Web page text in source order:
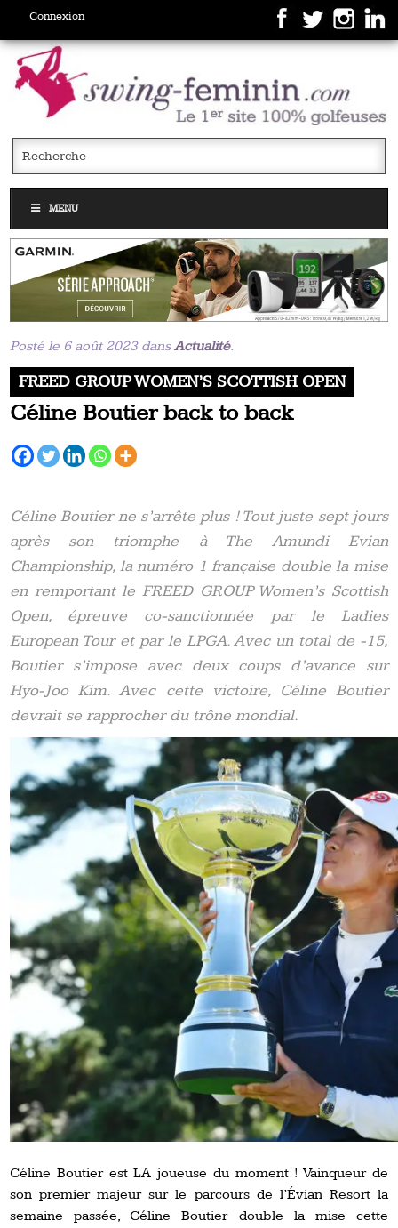
Connexion
MENU
Posté le 6 août 2023 dansActualité.
FREED GROUP WOMEN’S SCOTTISH OPEN
Céline Boutier back to back
Céline Boutier ne s’arrête plus ! Tout juste sept jours
après son triomphe à The Amundi Evian
Championship, la numéro 1 française double la mise
en remportant le FREED GROUP Women’s Scottish
Open, épreuve co-sanctionnée par le Ladies
European Tour et par le LPGA. Avec un total de -15,
Boutier s’impose avec deux coups d’avance sur
Hyo-Joo Kim. Avec cette victoire, Céline Boutier
devrait se rapprocher du trône mondial.
Céline Boutier est LA joueuse du moment ! Vainqueur de
son premier majeur sur le parcours de l’Évian Resort la
semaine passée, Céline Boutier double la mise cette